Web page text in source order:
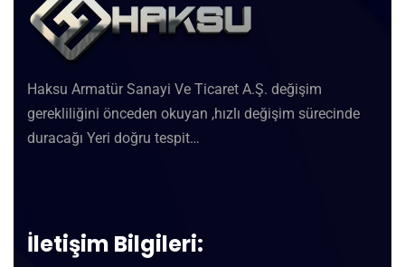
Haksu Armatür Sanayi Ve Ticaret A.Ş. değişim
gerekliliğini önceden okuyan ,hızlı değişim sürecinde
duracağı Yeri doğru tespit…
İletişim Bilgileri: